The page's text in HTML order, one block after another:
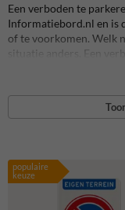
Een verboden te
Informatiebord.nl en is
of te voorkomen. Welk
situatie anders. Een
om foutparkeerders te
parkeerverbodsbord
bezoekers. Je kunt
jouw prive
bord met verboden te
Alle niet parkeren
hoogste kwaliteit en
De levensduur op alle
en daarmee van de
populaire
keuze